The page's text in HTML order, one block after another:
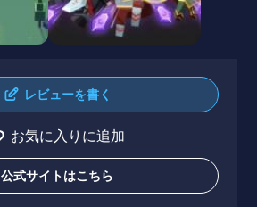
レビューを書く
お気に入りに追加
公式サイトはこちら